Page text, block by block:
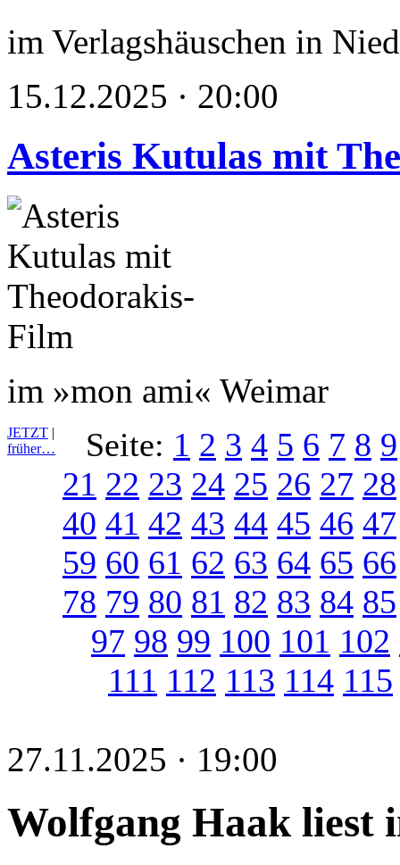
im Verlagshäuschen in
15.12.2025 · 20:00
Asteris Kutulas mit
im »mon ami« Weimar
JETZT |
früher…
Seite: 1 2 3 4 5 6 7 8 9
21 22 23 24 25 26 27 28
40 41 42 43 44 45 46 47
59 60 61 62 63 64 65 66
78 79 80 81 82 83 84 85
97 98 99 100 101 102
111 112 113 114 115
27.11.2025 · 19:00
Wolfgang Haak liest